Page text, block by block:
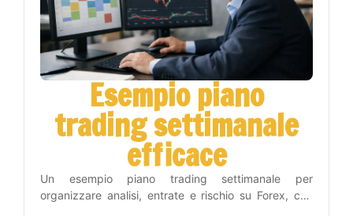
Esempio piano
trading settimanale
efficace
Un esempio piano trading settimanale per
organizzare analisi, entrate e rischio su Forex, con